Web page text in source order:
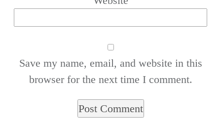
Save my name, email, and website in this
browser for the next time I comment.